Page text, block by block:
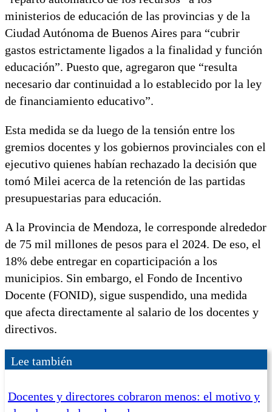
ministerios de educación de las provincias y de la
Ciudad Autónoma de Buenos Aires para “cubrir
gastos estrictamente ligados a la finalidad y función
educación”. Puesto que, agregaron que “resulta
necesario dar continuidad a lo establecido por la ley
de financiamiento educativo”.
Esta medida se da luego de la tensión entre los
gremios docentes y los gobiernos provinciales con el
ejecutivo quienes habían rechazado la decisión que
tomó Milei acerca de la retención de las partidas
presupuestarias para educación.
A la Provincia de Mendoza, le corresponde alrededor
de 75 mil millones de pesos para el 2024. De eso, el
18% debe entregar en coparticipación a los
municipios. Sin embargo, el Fondo de Incentivo
Docente (FONID), sigue suspendido, una medida
que afecta directamente al salario de los docentes y
directivos.
Lee también
Docentes y directores cobraron menos: el motivo y